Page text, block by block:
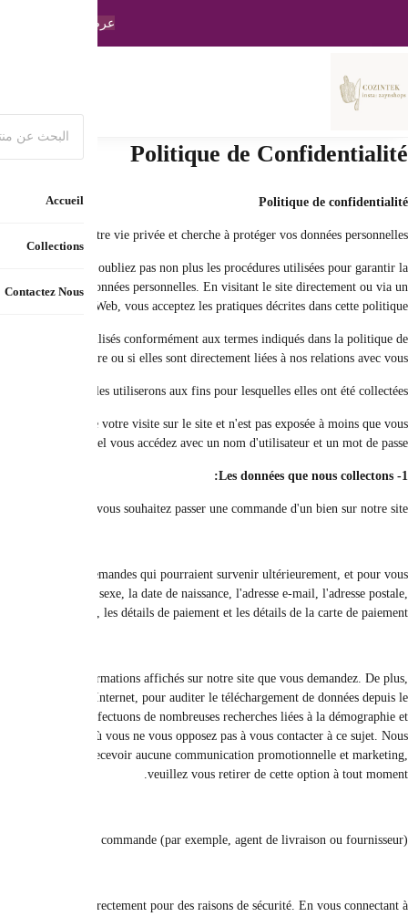
La politique de confidentialité explique comment nous collectons et
confidentialité de vos informations. Enfin, cette politique détermine vos
La protection de vos données est très importante pour nous. Par
Vous pouvez naviguer sur le site sans avoir à fournir de données
Nous collectons, stockons et traitons vos données nécessaires pour
fournir les services à notre disposition. Nous pouvons collecter des
Nous utilisons les informations que vous fournissez pour nous permettre
nous utiliserons les informations que vous fournissez pour gérer votre
site, identifier les visiteurs du site, développer des conceptions et / ou du
envoyons des informations utiles ou requises à l'utilisateur, par
communiquons par e-mail pour vous fournir des détails sur d'autres
Nous pouvons donner votre
Nous pouvons être en mesure de stocker des détails sur votre commande